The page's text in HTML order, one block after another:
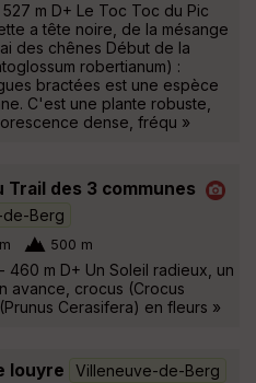
m D+ Le Toc Toc du Pic
a tête noire, de la mésange
des chênes Début de la
robertianum) :
bractées est une espèce
C'est une plante robuste,
dense, fréqu »
Trail des 3 communes
Berg
500 m
460 m D+ Un Soleil radieux, un
avance, crocus (Crocus
Cerasifera) en fleurs »
louyre Villeneuve-de-Berg